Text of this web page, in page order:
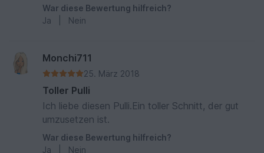
War diese Bewertung hilfreich?
Ja
Nein
Monchi711
25. März 2018
Toller Pulli
Ich liebe diesen Pulli.Ein toller Schnitt, der gut
umzusetzen ist.
War diese Bewertung hilfreich?
Ja
Nein